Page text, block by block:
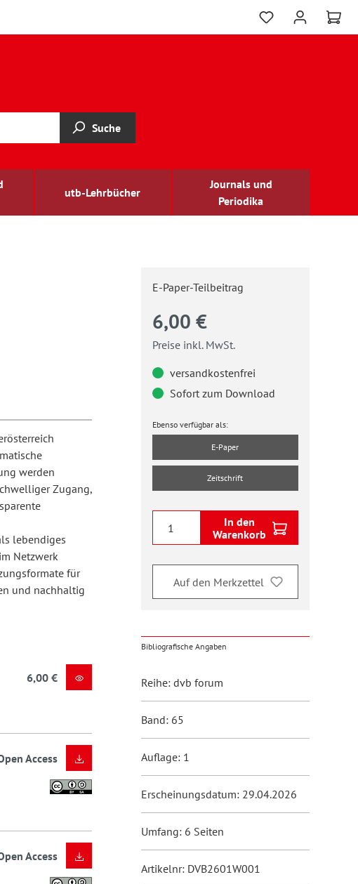
Suche
utb-Lehrbücher
Journals und
Periodika
werden
Zugang,
lebendiges
Netzwerk
für
und nachhaltig
6,00 €
Access
Access
E-Paper-Teilbeitrag
6,00 €
Preise inkl. MwSt.
versandkostenfrei
Sofort zum Download
Ebenso verfügbar als:
E-Paper
Zeitschrift
In den
Warenkorb
Auf den Merkzettel
Bibliografische Angaben
Reihe: dvb forum
Band: 65
Auflage: 1
Erscheinungsdatum: 29.04.2026
Umfang: 6 Seiten
Artikelnr: DVB2601W001